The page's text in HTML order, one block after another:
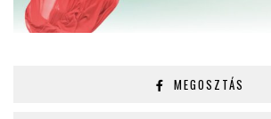
MEGOSZTÁS